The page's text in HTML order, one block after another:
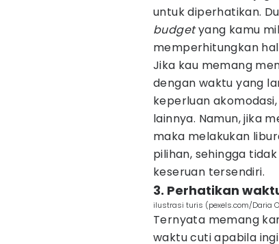
untuk diperhatikan.
budgetyang kamu
memperhitungkan
Jika kau memang
dengan waktu yang
keperluan
lainnya. Namun, jika
maka melakukan
pilihan, sehingga
keseruan tersendiri.
3. Perhatikan
ilustrasi turis (pexels.com/Daria
Ternyata memang
waktu cuti apabila